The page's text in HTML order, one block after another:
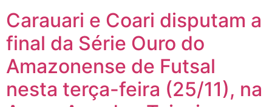
Carauari e Coari disputam a
final da Série Ouro do
Amazonense de Futsal
nesta terça-feira (25/11), na